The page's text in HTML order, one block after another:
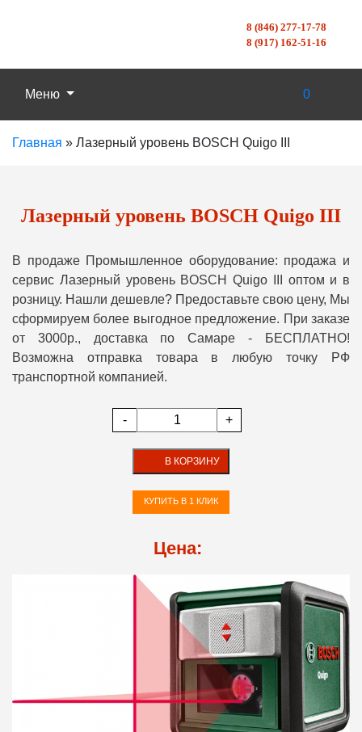
8 (846) 277-17-78
8 (917) 162-51-16
Меню 0
Главная » Лазерный уровень BOSCH Quigo III
Лазерный уровень BOSCH Quigo III
В продаже Промышленное оборудование: продажа и
сервис Лазерный уровень BOSCH Quigo III оптом и в
розницу. Нашли дешевле? Предоставьте свою цену, Мы
сформируем более выгодное предложение. При заказе
от 3000р., доставка по Самаре - БЕСПЛАТНО!
Возможна отправка товара в любую точку РФ
транспортной компанией.
- +
В КОРЗИНУ
КУПИТЬ В 1 КЛИК
Цена: